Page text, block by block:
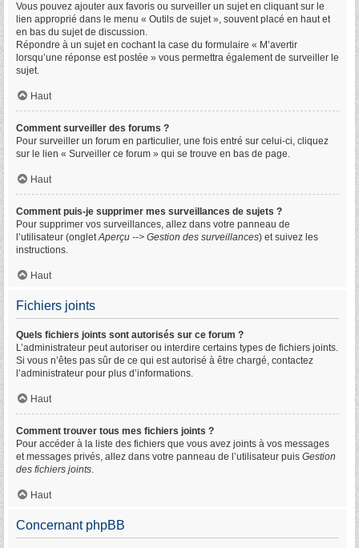
Vous pouvez ajouter aux favoris ou surveiller un sujet en cliquant sur le
lien approprié dans le menu « Outils de sujet », souvent placé en haut et
en bas du sujet de discussion.
Répondre à un sujet en cochant la case du formulaire « M’avertir
lorsqu’une réponse est postée » vous permettra également de surveiller le
sujet.
Haut
Comment surveiller des forums ?
Pour surveiller un forum en particulier, une fois entré sur celui-ci, cliquez
sur le lien « Surveiller ce forum » qui se trouve en bas de page.
Haut
Comment puis-je supprimer mes surveillances de sujets ?
Pour supprimer vos surveillances, allez dans votre panneau de
l’utilisateur (ongletAperçu --> Gestion des surveillances) et suivez les
instructions.
Haut
Fichiers joints
Quels fichiers joints sont autorisés sur ce forum ?
L’administrateur peut autoriser ou interdire certains types de fichiers joints.
Si vous n’êtes pas sûr de ce qui est autorisé à être chargé, contactez
l’administrateur pour plus d’informations.
Haut
Comment trouver tous mes fichiers joints ?
Pour accéder à la liste des fichiers que vous avez joints à vos messages
et messages privés, allez dans votre panneau de l’utilisateur puis Gestion
des fichiers joints.
Haut
Concernant phpBB